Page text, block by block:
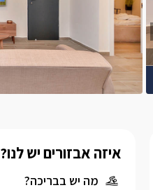
איזה אבזורים יש לנו?
מה יש בבריכה?